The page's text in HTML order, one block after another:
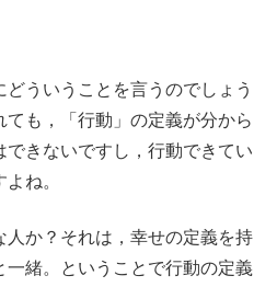
ういうことを言うのでしょう
も，「行動」の定義が分から
きないですし，行動できてい
ね。
か？それは，幸せの定義を持
一緒。ということで行動の定義